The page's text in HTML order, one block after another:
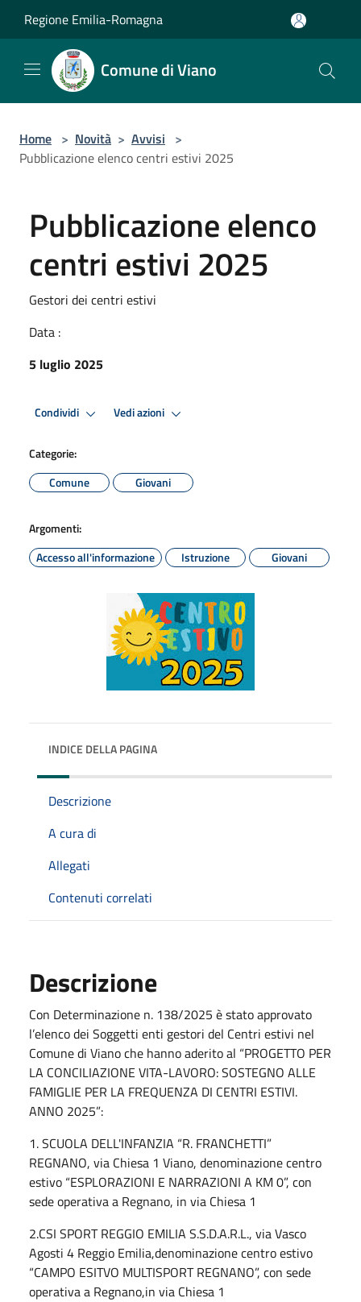
Regione Emilia-Romagna
Comune di Viano
Home > Novità > Avvisi >
Pubblicazione elenco centri estivi 2025
Pubblicazione elenco
centri estivi 2025
Gestori dei centri estivi
Data :
5 luglio 2025
Condividi Vedi azioni
Categorie:
Comune
Giovani
Argomenti:
Accesso all'informazione
Istruzione Giovani
INDICE DELLA PAGINA
Descrizione
A cura di
Allegati
Contenuti correlati
Descrizione
Con Determinazione n. 138/2025 è stato approvato
l’elenco dei Soggetti enti gestori del Centri estivi nel
Comune di Viano che hanno aderito al “PROGETTO PER
LA CONCILIAZIONE VITA-LAVORO: SOSTEGNO ALLE
FAMIGLIE PER LA FREQUENZA DI CENTRI ESTIVI.
ANNO 2025”:
1. SCUOLA DELL'INFANZIA “R. FRANCHETTI”
REGNANO, via Chiesa 1 Viano, denominazione centro
estivo “ESPLORAZIONI E NARRAZIONI A KM 0”, con
sede operativa a Regnano, in via Chiesa 1
2.CSI SPORT REGGIO EMILIA S.S.D.A.R.L., via Vasco
Agosti 4 Reggio Emilia,denominazione centro estivo
“CAMPO ESITVO MULTISPORT REGNANO”, con sede
operativa a Regnano,in via Chiesa 1